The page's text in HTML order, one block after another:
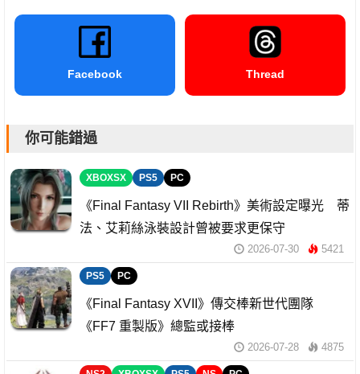
Facebook Thread
你可能錯過
XBOXSX PS5 PC
《Final Fantasy VII Rebirth》美術設定曝光 蒂
法、艾莉絲泳裝設計曾被要求更保守
2026-07-30 5421
PS5 PC
《Final Fantasy XVII》傳交棒新世代團隊
《FF7 重製版》總監或接棒
2026-07-28 4875